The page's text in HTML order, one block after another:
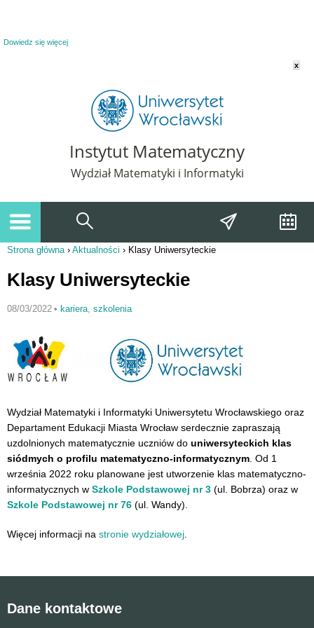
Dowiedz się więcej
x
Instytut Matematyczny
Wydział Matematyki i Informatyki
Strona główna› Aktualności › Klasy Uniwersyteckie
Klasy Uniwersyteckie
08/03/2022 • kariera, szkolenia
Wydział Matematyki i Informatyki Uniwersytetu Wrocławskiego oraz
Departament Edukacji Miasta Wrocław serdecznie zapraszają
uzdolnionych matematycznie uczniów do uniwersyteckich klas
siódmych o profilu matematyczno-informatycznym . Od 1
września 2022 roku planowane jest utworzenie klas matematyczno-
informatycznych w Szkole Podstawowej nr 3 (ul. Bobrza) oraz w
Szkole Podstawowej nr 76 (ul. Wandy).
Więcej informacji na stronie wydziałowej
Dane kontaktowe